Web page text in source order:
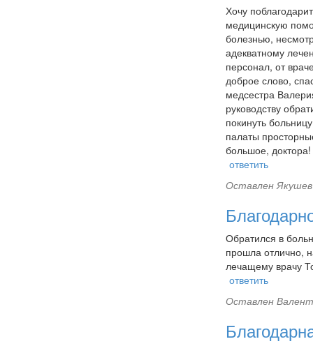
Хочу
медицинскую
болезнью,
адекватному
персонал, от
доброе слово,
медсестра
руководству
покинуть
палаты
большое,
ответить
Оставлен
Обратился в
прошла отлично,
лечащему врачу
ответить
Оставлен